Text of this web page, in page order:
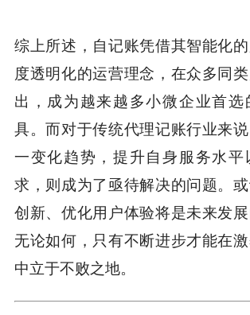
综上所述，自记账凭借其智能化
度透明化的运营理念，在众多同
出，成为越来越多小微企业首选
具。而对于传统代理记账行业来
一变化趋势，提升自身服务水平
求，则成为了亟待解决的问题。
创新、优化用户体验将是未来发展
无论如何，只有不断进步才能在
中立于不败之地。